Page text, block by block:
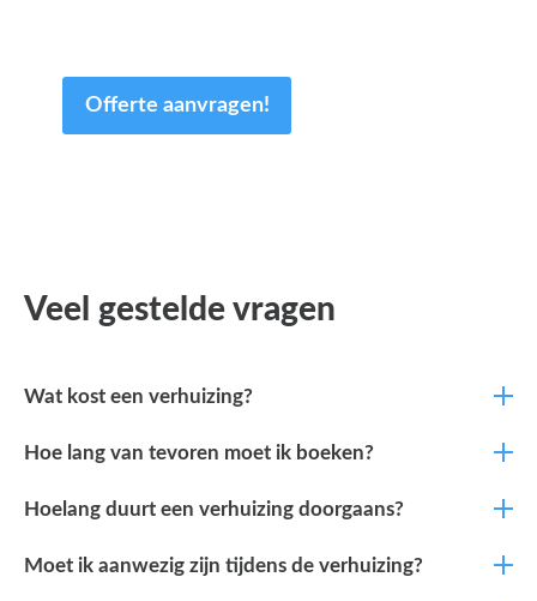
Offerte aanvragen!
Veel gestelde vragen
Wat kost een verhuizing?
Hoe lang van tevoren moet ik boeken?
Hoelang duurt een verhuizing doorgaans?
Moet ik aanwezig zijn tijdens de verhuizing?